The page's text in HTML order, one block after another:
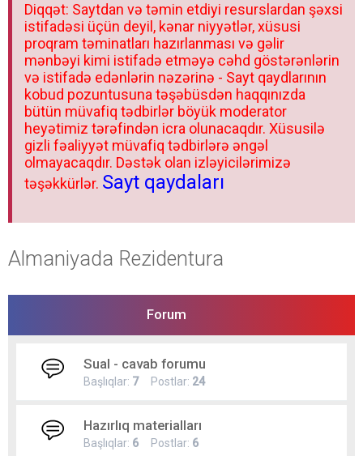
Diqqət: Saytdan və təmin etdiyi resurslardan şəxsi
istifadəsi üçün deyil, kənar niyyətlər, xüsusi
proqram təminatları hazırlanması və gəlir
mənbəyi kimi istifadə etməyə cəhd göstərənlərin
və istifadə edənlərin nəzərinə - Sayt qaydlarının
kobud pozuntusuna təşəbüsdən haqqınızda
bütün müvafiq tədbirlər böyük moderator
heyətimiz tərəfindən icra olunacaqdır. Xüsusilə
gizli fəaliyyət müvafiq tədbirlərə əngəl
olmayacaqdır. Dəstək olan izləyicilərimizə
təşəkkürlər. Sayt qaydaları
Almaniyada Rezidentura
Forum
Sual - cavab forumu
Başlıqlar: 7Postlar: 24
Hazırlıq materialları
Başlıqlar: 6 Postlar: 6